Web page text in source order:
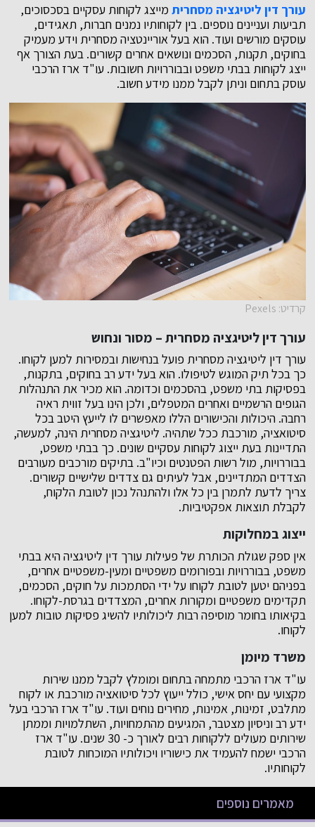
עורך דין ליטיגציה מסחריתמייצג לקוחות עסקיים בסכסוכים,
תביעות ועניינים נוספים. בין לקוחותיו נמנים חברות, תאגידים,
עוסקים מורשים ועוד. הוא בעל אוריינטציה מסחרית וידע מעמיק
בחוקים, תקנות, הסכמים ונושאים אחרים קשורים. בעת הצורך אף
ייצג לקוחות בבתי משפט ובבוררויות חשובות. עו"ד ארז הרכבי
עוסק בתחום וניתן לקבל ממנו מידע חשוב.
קרדיט: Pexels
עורך דין ליטיגציה מסחרית – מסור ונחוש
עורך דין ליטיגציה מסחרית פועל בנחישות ובמסירות למען לקוחו.
כך בכל תיק המוגש לטיפולו. הוא בעל ידע רב בחוקים, בתקנות,
בפסיקות בתי משפט, בהסכמים וכדומה. הוא מכיר את התנהלות
הגופים הרשמיים ואחרים המטפלים, ולכן הינו בעל זווית ראיה
רחבה. היכולות והכישורים הללו מאפשרים לו לייעץ היטב בכל
סיטואציה, מורכבת ככל שתהיה. ליטיגציה מסחרית הינה, למעשה,
התדיינות בעת ייצוג לקוחות עסקיים שונים. כך בבתי משפט,
בבוררויות, מול רשות הפטנטים וכיו"ב. בתיקים מורכבים מעורבים
הצדדים המתדיינים, אבל לעיתים גם צדדים שלישיים קשורים.
צריך לדעת לתמרן בין כל אלו ולהתנהל נכון לטובת הלקוח,
לקבלת תוצאות אפקטיביות.
ייצוג במחלוקות
אין ספק שגולת הכותרת של פעילות עורך דין ליטיגציה היא בבתי
משפט, בבוררויות ובפורומים משפטיים ומעין-משפטיים אחרים,
בפניהם יטען לטובת לקוחו על ידי הסתמכות על חוקים, הסכמים,
תקדימים משפטיים ומקורות אחרים, המצדדים בגרסת-לקוחו.
בקיאותו בחומר מוסיפה רבות ליכולותיו להשיג פסיקות טובות למען
לקוחו.
משרד מיומן
עו"ד ארז הרכבי מתמחה בתחום ומומלץ לקבל ממנו שירות
מקצועי עם יחס אישי, כולל ייעוץ לכל סיטואציה מורכבת או לקוח
מתלבט, זמינות, אמינות, מחירים נוחים ועוד. עו"ד ארז הרכבי בעל
ידע רב וניסיון מצטבר, המגיעים מהתמחויות, השתלמויות וממתן
שירותים מעולים ללקוחות רבים לאורך כ- 30 שנים. עו"ד ארז
הרכבי ישמח להעמיד את כישוריו ויכולותיו המוכחות לטובת
לקוחותיו.
מאמרים נוספים